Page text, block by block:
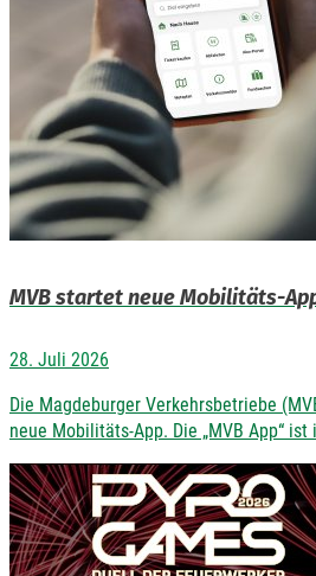
MVB startet neue Mobilitäts-
28. Juli 2026
Die Magdeburger Verkehrsbetriebe
neue Mobilitäts-App. Die „MVB App“ ist